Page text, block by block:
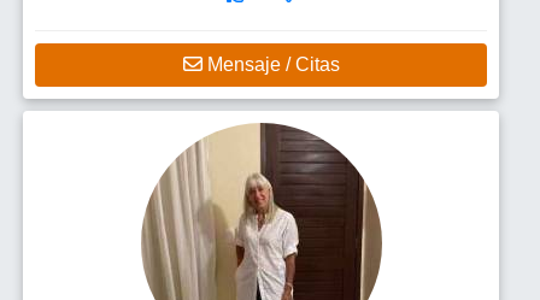
Mensaje / Citas